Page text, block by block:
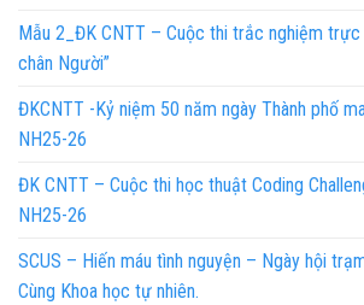
Mẫu 2_ĐK CNTT – Cuộc thi trắc nghiệm trực
chân Người”
ĐKCNTT -Kỷ niệm 50 năm ngày Thành phố
NH25-26
ĐK CNTT – Cuộc thi học thuật Coding
NH25-26
SCUS – Hiến máu tình nguyện – Ngày hội
Cùng Khoa học tự nhiên.